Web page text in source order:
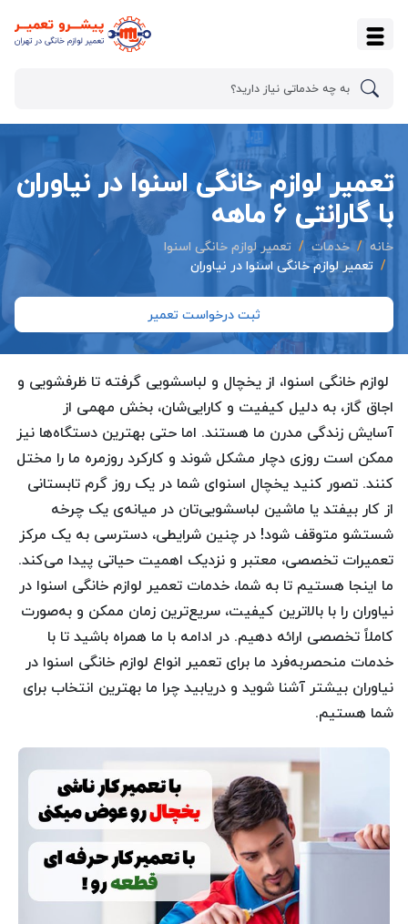
تعمیر لوازم خانگی اسنوا در نیاوران
با گارانتی ۶ ماهه
خانه خدمات
تعمیر لوازم خانگی اسنوا
تعمیر لوازم خانگی اسنوا در نیاوران
ثبت درخواست تعمیر
لوازم خانگی اسنوا، از یخچال و لباسشویی گرفته تا ظرفشویی و
اجاق گاز، به دلیل کیفیت و کارایی‌شان، بخش مهمی از
آسایش زندگی مدرن ما هستند. اما حتی بهترین دستگاه‌ها نیز
ممکن است روزی دچار مشکل شوند و کارکرد روزمره ما را مختل
کنند. تصور کنید یخچال اسنوای شما در یک روز گرم تابستانی
از کار بیفتد یا ماشین لباسشویی‌تان در میانه‌ی یک چرخه
شستشو متوقف شود! در چنین شرایطی، دسترسی به یک مرکز
تعمیرات تخصصی، معتبر و نزدیک اهمیت حیاتی پیدا می‌کند.
ما اینجا هستیم تا به شما، خدمات تعمیر لوازم خانگی اسنوا در
نیاوران را با بالاترین کیفیت، سریع‌ترین زمان ممکن و به‌صورت
کاملاً تخصصی ارائه دهیم. در ادامه با ما همراه باشید تا با
خدمات منحصربه‌فرد ما برای تعمیر انواع لوازم خانگی اسنوا در
نیاوران بیشتر آشنا شوید و دریابید چرا ما بهترین انتخاب برای
شما هستیم.